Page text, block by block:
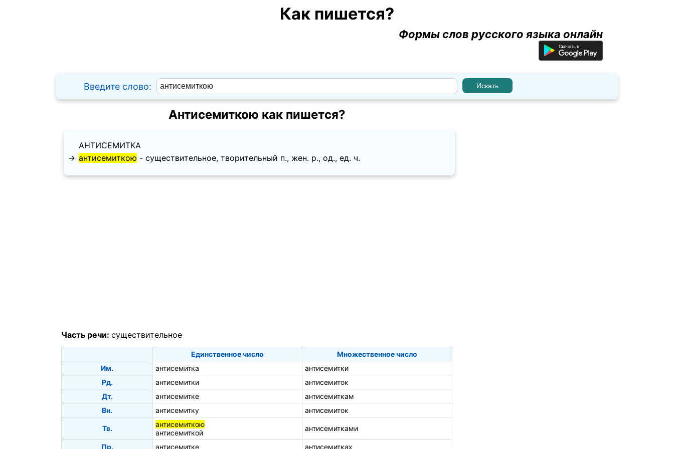
Как пишется?
Формы слов русского языка онлайн
Введите слово:
Антисемиткою как пишется?
АНТИСЕМИТКА
→ антисемиткою - существительное, творительный п., жен. p., од., ед. ч.
Часть речи: существительное
Единственное число
Множественное число
Им.
антисемитка
антисемитки
Рд.
антисемитки
антисемиток
Дт.
антисемитке
антисемиткам
Вн.
антисемитку антисемиток
Тв.
антисемиткою
антисемиткой
антисемитками
Пр. антисемитке антисемитках